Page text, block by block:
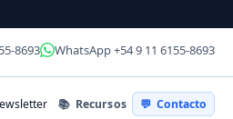
8693 WhatsApp +54 9 11 6155-8693
📚 Recursos 💬 Contacto